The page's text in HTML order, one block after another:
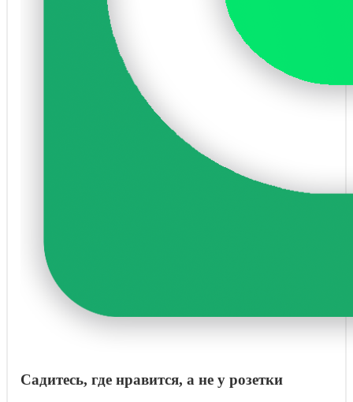
Садитесь, где нравится, а не у розетки